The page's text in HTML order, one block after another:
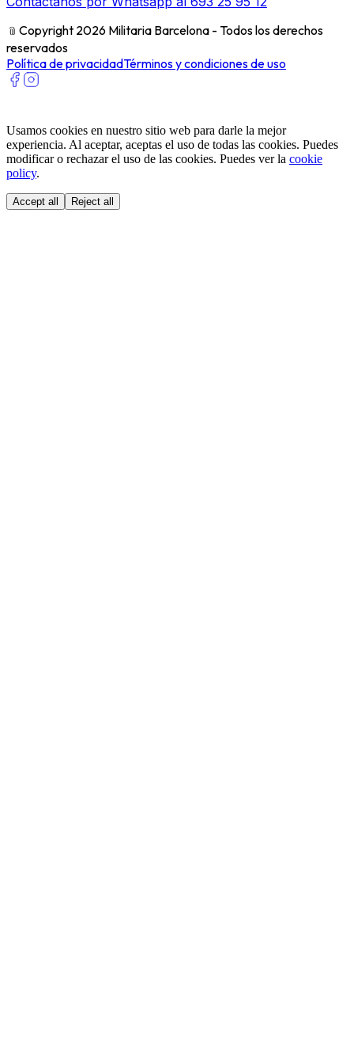
﹫ Copyright 2026 Militaria Barcelona - Todos los derechos
reservados
Política de privacidadTérminos y condiciones de uso
Usamos cookies en nuestro sitio web para darle la mejor
experiencia. Al aceptar, aceptas el uso de todas las cookies. Puedes
modificar o rechazar el uso de las cookies. Puedes ver la cookie
policy.
Accept all Reject all